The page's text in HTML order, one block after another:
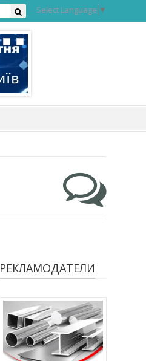
Select Language ▼
РЕКЛАМОДАТЕЛИ